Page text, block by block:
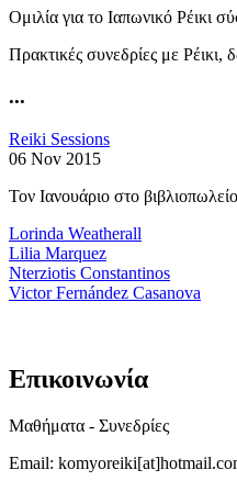
Ομιλία για το Ιαπωνικό Ρέικι
Πρακτικές συνεδρίες με
...
Reiki Sessions
06 Nov 2015
Τον Ιανουάριο στο βιβλιοπωλείο
Lorinda Weatherall
Lilia Marquez
Nterziotis Constantinos
Victor Fernández Casanova
Επικοινωνία
Μαθήματα - Συνεδρίες
Email: